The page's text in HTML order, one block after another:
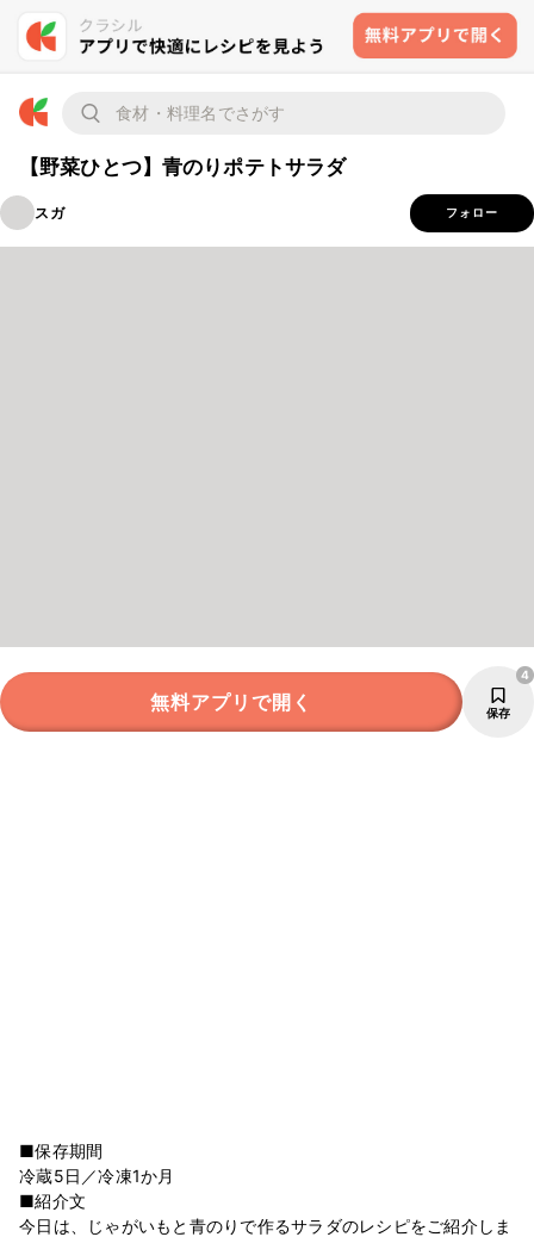
【野菜ひとつ】青のりポテトサラダ
スガ フォロー
無料アプリで開く 保存
4
■保存期間
冷蔵5日／冷凍1か月
■紹介文
今日は、じゃがいもと青のりで作るサラダのレシピをご紹介しま